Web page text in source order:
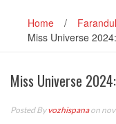
Home /
Miss Universe
Miss Universe
Posted Byvozhispanaon